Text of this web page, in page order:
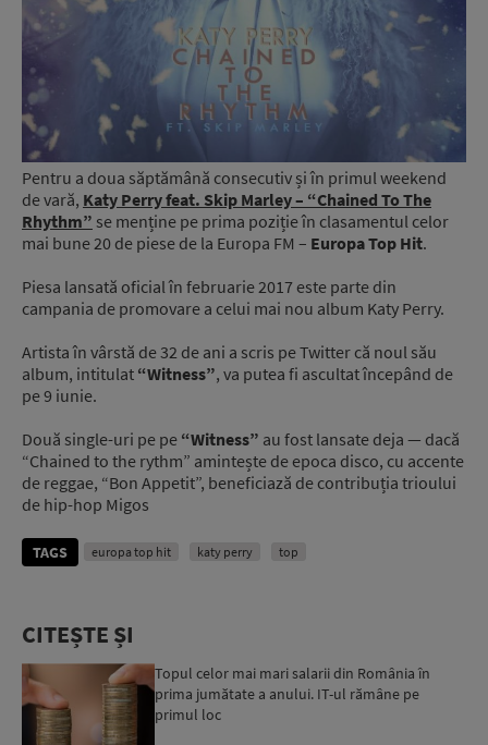
Pentru a doua săptămână consecutiv și în primul weekend
de vară, Katy Perry feat. Skip Marley – “Chained To The
Rhythm” se menține pe prima poziție în clasamentul celor
mai bune 20 de piese de la Europa FM – Europa Top Hit.
Piesa lansată oficial în februarie 2017 este parte din
campania de promovare a celui mai nou album Katy Perry.
Artista în vârstă de 32 de ani a scris pe Twitter că noul său
album, intitulat “Witness”, va putea fi ascultat începând de
pe 9 iunie.
Două single-uri pe pe “Witness” au fost lansate deja — dacă
“Chained to the rythm” amintește de epoca disco, cu accente
de reggae, “Bon Appetit”, beneficiază de contribuția trioului
de hip-hop Migos
TAGS europa top hit katy perry top
CITEȘTE ȘI
Topul celor mai mari salarii din România în
prima jumătate a anului. IT-ul rămâne pe
primul loc